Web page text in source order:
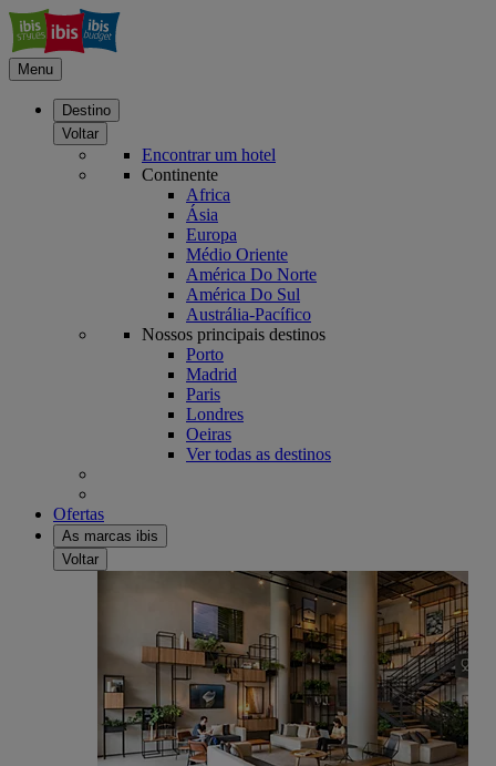
Menu
Destino
Voltar
Encontrar um hotel
Continente
Africa
Ásia
Europa
Médio Oriente
América Do Norte
América Do Sul
Austrália-Pacífico
Nossos principais destinos
Porto
Madrid
Paris
Londres
Oeiras
Ver todas as destinos
Ofertas
As marcas ibis
Voltar